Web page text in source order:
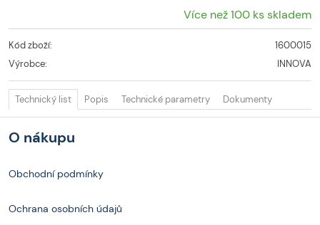
Více než 100 ks skladem
Kód zboží:
1600015
Výrobce:
INNOVA
Technický list Popis Technické parametry Dokumenty
O nákupu
Obchodní podmínky
Ochrana osobních údajů